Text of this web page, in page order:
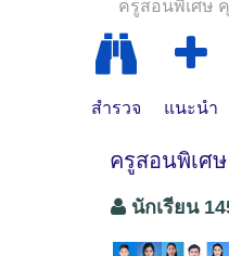
ครูสอนพิเศษ
สำรวจ แนะนำ
ครูสอนพิเศ
นักเรียน